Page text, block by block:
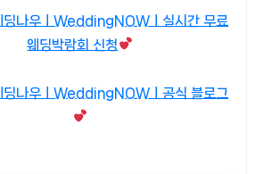
딩나우ㅣWeddingNOWㅣ실시간 무료
웨딩박람회 신청
딩나우ㅣWeddingNOWㅣ공식 블로그